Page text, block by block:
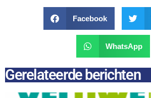
Facebook
WhatsApp
Gerelateerde berichten